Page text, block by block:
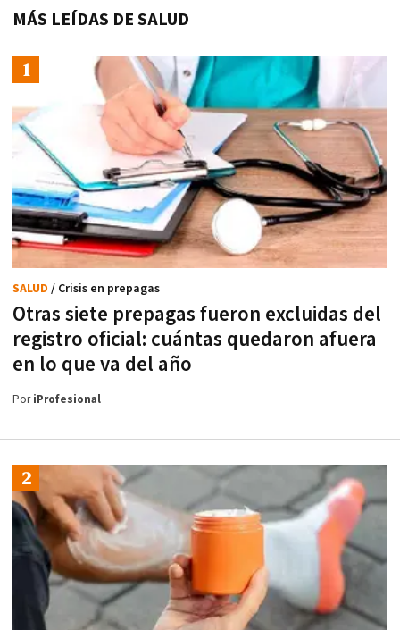
MÁS LEÍDAS DE SALUD
Otras siete prepagas fueron excluidas del
registro oficial: cuántas quedaron afuera
en lo que va del año
SALUD / Crisis en prepagas
PoriProfesional